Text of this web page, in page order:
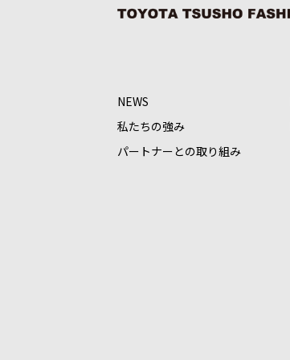
NEWS
私たちの強み
パートナーとの取り組み